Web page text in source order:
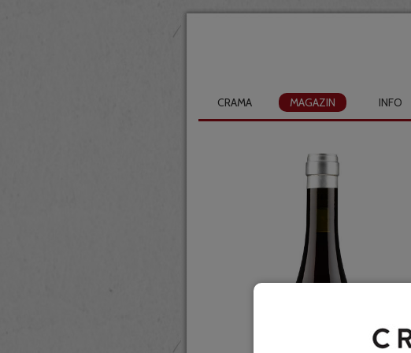
CRAMA MAGAZIN INFO